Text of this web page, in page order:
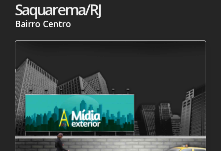
CONTATO
Saquarema/RJ
Bairro Centro